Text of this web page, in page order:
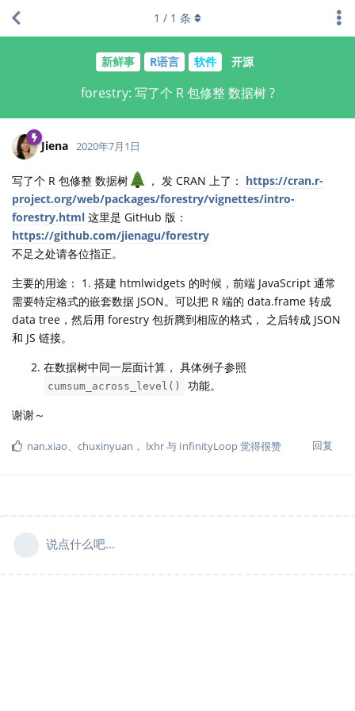
新鲜事 R语言 软件 开源
forestry: 写了个 R 包修整 数据树 ?
1 / 1 条
Jiena 2020年7月1日
写了个 R 包修整 数据树 ， 发 CRAN 上了： https://cran.r-
project.org/web/packages/forestry/vignettes/intro-
forestry.html 这里是 GitHub 版：
https://github.com/jienagu/forestry
不足之处请各位指正。
主要的用途： 1. 搭建 htmlwidgets 的时候，前端 JavaScript 通常
需要特定格式的嵌套数据 JSON。可以把 R 端的 data.frame 转成
data tree，然后用 forestry 包折腾到相应的格式， 之后转成 JSON
和 JS 链接。
在数据树中同一层面计算， 具体例子参照
cumsum_across_level()
功能。
谢谢～
回复
nan.xiao、 chuxinyuan ， lxhr与 InfinityLoop觉得很赞
说点什么吧...